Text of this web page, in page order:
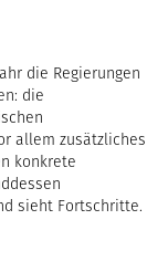
die Regierungen
die
allem zusätzliches
konkrete
sieht Fortschritte.